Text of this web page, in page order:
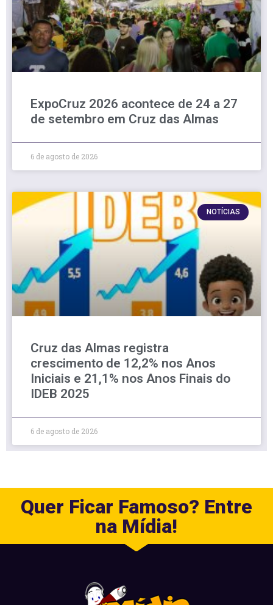
ExpoCruz 2026 acontece de 24 a 27
de setembro em Cruz das Almas
6 de agosto de 2026
NOTÍCIAS
Cruz das Almas registra
crescimento de 12,2% nos Anos
Iniciais e 21,1% nos Anos Finais do
IDEB 2025
6 de agosto de 2026
Quer Ficar Famoso? Entre
na Mídia!